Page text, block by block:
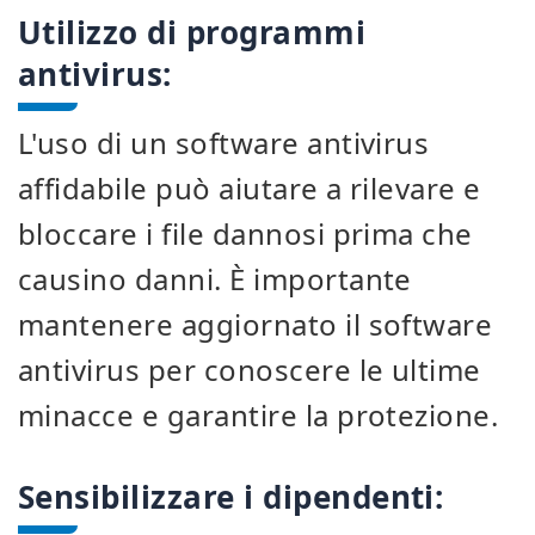
Utilizzo di programmi
antivirus:
L'uso di un software antivirus
affidabile può aiutare a rilevare e
bloccare i file dannosi prima che
causino danni. È importante
mantenere aggiornato il software
antivirus per conoscere le ultime
minacce e garantire la protezione.
Sensibilizzare i dipendenti: